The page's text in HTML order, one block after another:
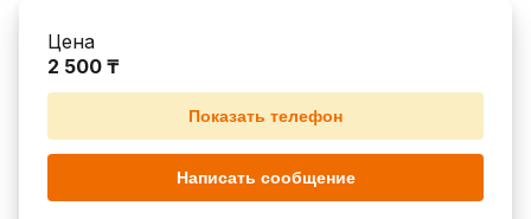
Цена
2 500 ₸
Показать телефон
Написать сообщение